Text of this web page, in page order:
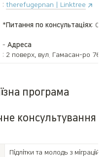
: therefugepnan | Linktree
*Питання по консультаціях: 02-
- Адреса
: 2 поверх, вул. Гамасан-ро 76,
програма
консультування
Підлітки та молодь з